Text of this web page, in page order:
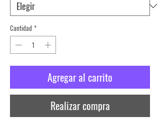
Cantidad *
Agregar al carrito
Realizar compra